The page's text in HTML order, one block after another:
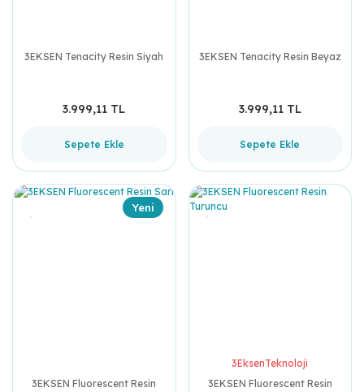
3EKSEN Tenacity Resin Siyah
3.999,11 TL
Sepete Ekle
3EKSEN Tenacity Resin Beyaz
3.999,11 TL
Sepete Ekle
Yeni
3EKSEN Fluorescent Resin
3EksenTeknoloji
3EKSEN Fluorescent Resin